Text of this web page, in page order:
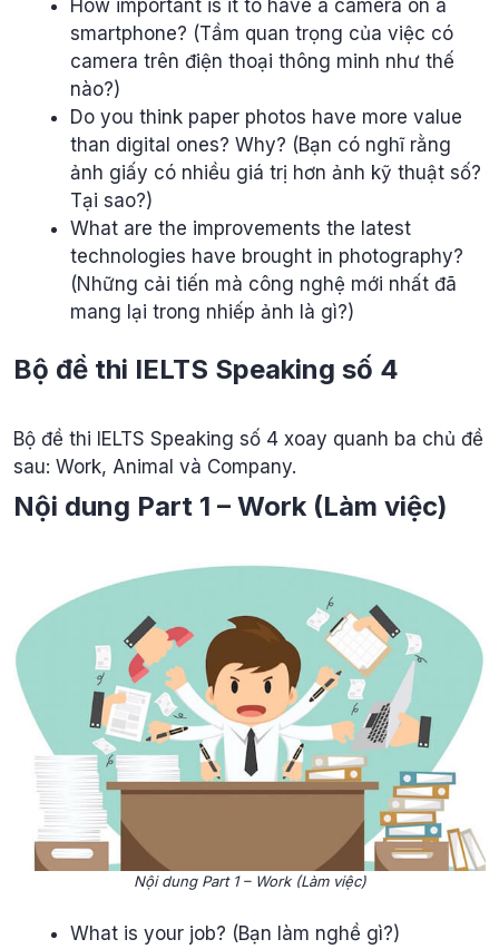
How important is it to have a camera on a
smartphone? (Tầm quan trọng của việc có
camera trên điện thoại thông minh như thế
nào?)
Do you think paper photos have more value
than digital ones? Why? (Bạn có nghĩ rằng
ảnh giấy có nhiều giá trị hơn ảnh kỹ thuật số?
Tại sao?)
What are the improvements the latest
technologies have brought in photography?
(Những cải tiến mà công nghệ mới nhất đã
mang lại trong nhiếp ảnh là gì?)
Bộ đề thi IELTS Speaking số 4
Bộ đề thi IELTS Speaking số 4 xoay quanh ba chủ đề
sau: Work, Animal và Company.
Nội dung Part 1 – Work (Làm việc)
Nội dung Part 1 – Work (Làm việc)
What is your job? (Bạn làm nghề gì?)